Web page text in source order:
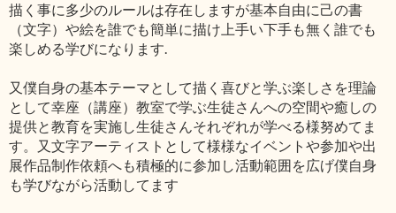
描く事に多少のルールは存在しますが基本自由に己の書
（文字）や絵を誰でも簡単に描け上手い下手も無く誰でも
楽しめる学びになります.
又僕自身の基本テーマとして描く喜びと学ぶ楽しさを理論
として幸座（講座）教室で学ぶ生徒さんへの空間や癒しの
提供と教育を実施し生徒さんそれぞれが学べる様努めてま
す。又文字アーティストとして様様なイベントや参加や出
展作品制作依頼へも積極的に参加し活動範囲を広げ僕自身
も学びながら活動してます